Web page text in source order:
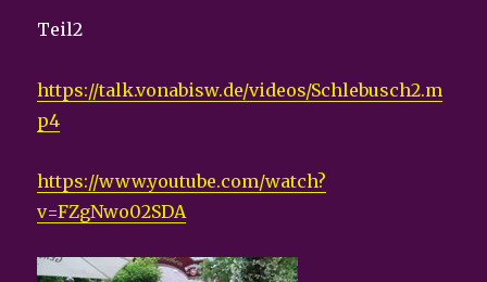
Teil2
https://talk.vonabisw.de/videos/Schlebusch2.m
p4
https://www.youtube.com/watch?
v=FZgNwo02SDA